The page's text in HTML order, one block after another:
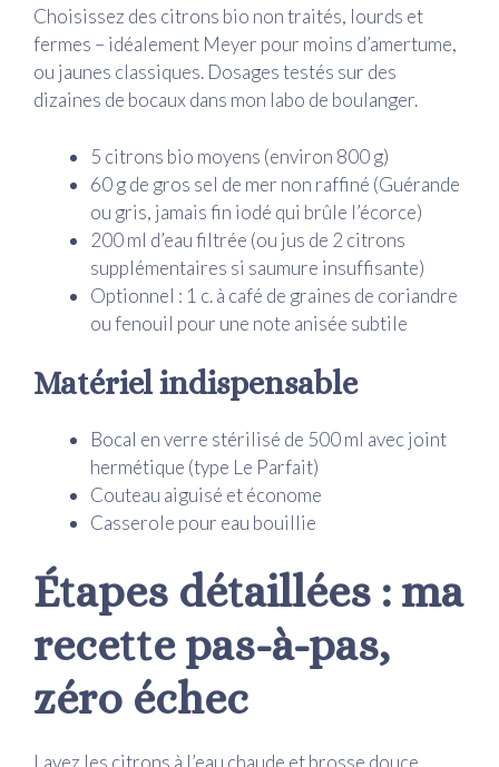
Choisissez des citrons bio non traités, lourds et
fermes – idéalement Meyer pour moins d’amertume,
ou jaunes classiques. Dosages testés sur des
dizaines de bocaux dans mon labo de boulanger.
5 citrons bio moyens (environ 800 g)
60 g de gros sel de mer non raffiné (Guérande
ou gris, jamais fin iodé qui brûle l’écorce)
200 ml d’eau filtrée (ou jus de 2 citrons
supplémentaires si saumure insuffisante)
Optionnel : 1 c. à café de graines de coriandre
ou fenouil pour une note anisée subtile
Matériel indispensable
Bocal en verre stérilisé de 500 ml avec joint
hermétique (type Le Parfait)
Couteau aiguisé et économe
Casserole pour eau bouillie
Étapes détaillées : ma
recette pas-à-pas,
zéro échec
Lavez les citrons à l’eau chaude et brosse douce,